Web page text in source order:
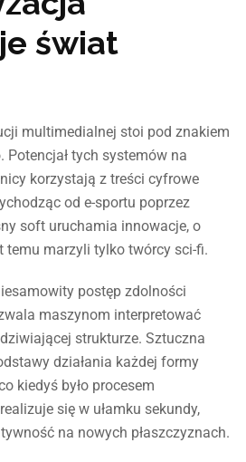
świat
multimedialnej stoi pod znakiem
Potencjał tych systemów na
korzystają z treści cyfrowe
od e-sportu poprzez
soft uruchamia innowacje, o
temu marzyli tylko twórcy sci-fi.
postęp zdolności
maszynom interpretować
strukturze. Sztuczna
działania każdej formy
kiedyś było procesem
się w ułamku sekundy,
na nowych płaszczyznach.